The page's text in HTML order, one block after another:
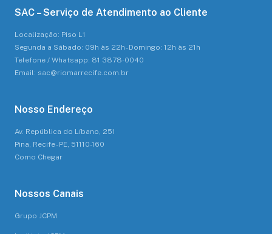
SAC – Serviço de Atendimento ao Cliente
Localização: Piso L1
Segunda a Sábado: 09h às 22h - Domingo: 12h às 21h
Telefone / Whatsapp: 81 3878-0040
Email: sac@riomarrecife.com.br
Nosso Endereço
Av. República do Líbano, 251
Pina, Recife - PE, 51110-160
Como Chegar
Nossos Canais
Grupo JCPM